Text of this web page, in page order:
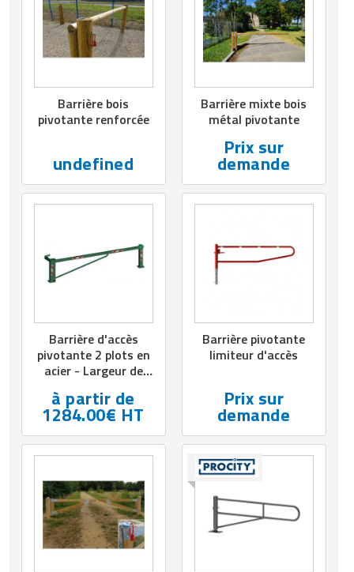
Matériel de musculation
Vêtement sportif
Rôtisserie professionnelle
Sautause professionnelle
Table de cuisson professionnelle
Ustensile de cuisine
Vaisselle restaurant
Vitrines réfrigérées
Barrière bois
pivotante renforcée
undefined
Barrière mixte bois
métal pivotante
Prix sur
demande
Barrière d'accès
pivotante 2 plots en
acier - Largeur de
- Hauteur barrière : 1
m
à partir de
1284.00€ HT
Barrière pivotante
limiteur d'accès
Prix sur
demande